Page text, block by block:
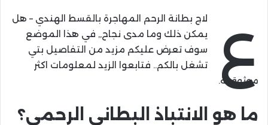
ع
لاج بطانة الرحم المهاجرة بالقسط الهندي – هل
يمكن ذلك وما مدى نجاح,, في هذا الموضع
سوف تعرض عليكم مزيد من التفاصيل بتي
تشغل بالكم.. فتابعوا الزيد لمعلومات اكثر
موثوقية.
ما هو الانتباذ البطاني الرحمي؟